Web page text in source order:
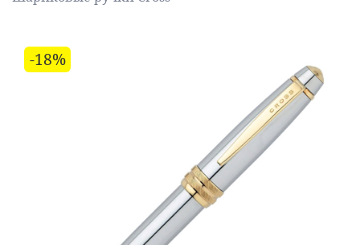
-18%